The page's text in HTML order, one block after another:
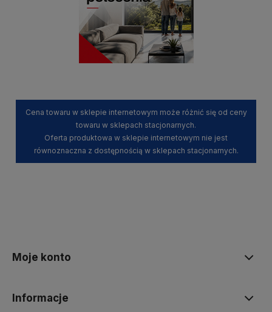
Cena towaru w sklepie internetowym może różnić się od ceny
towaru w sklepach stacjonarnych.
Oferta produktowa w sklepie internetowym nie jest
równoznaczna z dostępnością w sklepach stacjonarnych.
Moje konto
Informacje